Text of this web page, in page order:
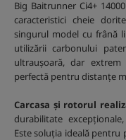
Big Baitrunner Ci4+
caracteristici cheie
singurul model cu frână
utilizării carbonului
ultraușoară, dar
perfectă pentru distanțe
Carcasa și rotorul
durabilitate
Este soluția ideală pentru